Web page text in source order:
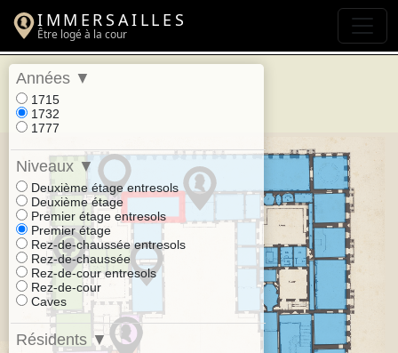
IMMERSAILLES
Être logé à la cour
Années ▼
1715
1732
1777
Niveaux ▼
Deuxième étage entresols
Deuxième étage
Premier étage entresols
Premier étage
Rez-de-chaussée entresols
Rez-de-chaussée
Rez-de-cour entresols
Rez-de-cour
Caves
Résidents ▼